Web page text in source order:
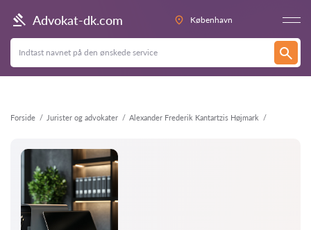
Advokat-dk.com København
Forside Jurister og advokater Alexander Frederik Kantartzis Højmark
Tilbage